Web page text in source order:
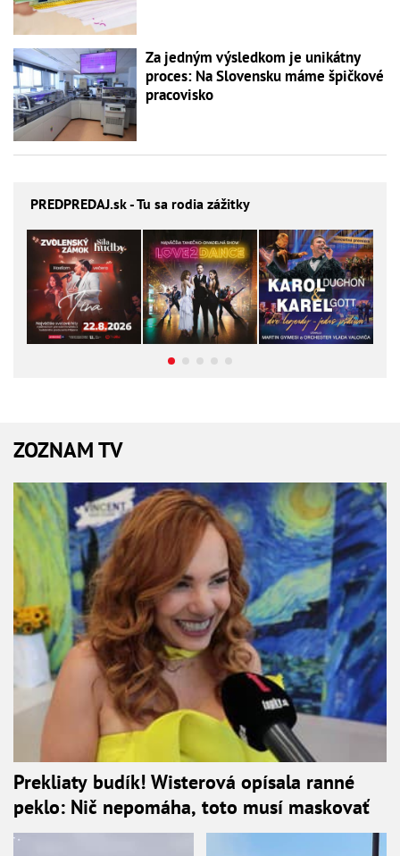
Za jedným výsledkom je unikátny
proces: Na Slovensku máme špičkové
pracovisko
PREDPREDAJ.sk - Tu sa rodia zážitky
ZOZNAM TV
Prekliaty budík! Wisterová opísala ranné
peklo: Nič nepomáha, toto musí maskovať